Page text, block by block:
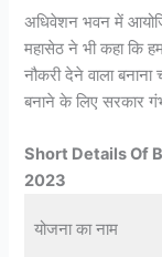
अधिवेशन भवन में
महासेठ ने भी कहा कि
नौकरी देने वाला
बनाने के लिए सरकार
Short Details Of
2023
योजना का नाम